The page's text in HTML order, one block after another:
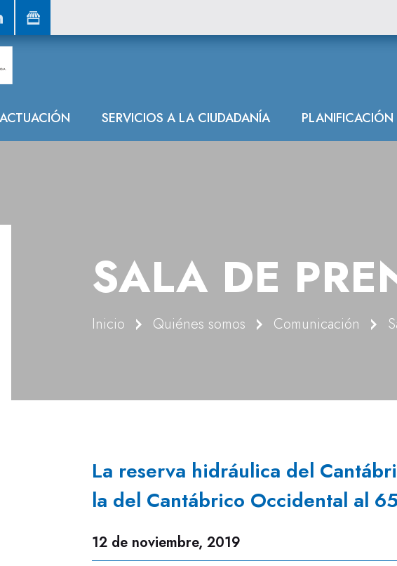
SERVICIOS A LA CIUDADANÍA PLANIFICACIÓN
hidráulica del
SALA DE
Inicio Quiénes somos Comunicación
La reserva hidráulica del
la del Cantábrico Occidental al
12 de noviembre, 2019